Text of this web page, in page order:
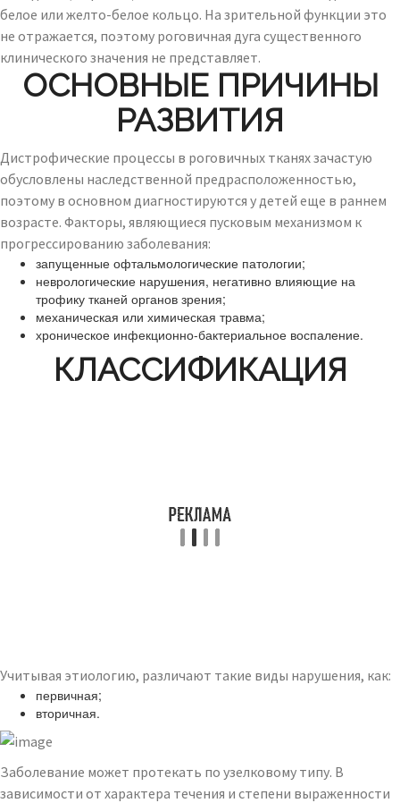
белое или желто-белое кольцо. На зрительной функции это
не отражается, поэтому роговичная дуга существенного
клинического значения не представляет.
ОСНОВНЫЕ ПРИЧИНЫ
РАЗВИТИЯ
Дистрофические процессы в роговичных тканях зачастую
обусловлены наследственной предрасположенностью,
поэтому в основном диагностируются у детей еще в раннем
возрасте. Факторы, являющиеся пусковым механизмом к
прогрессированию заболевания:
запущенные офтальмологические патологии;
неврологические нарушения, негативно влияющие на
трофику тканей органов зрения;
механическая или химическая травма;
хроническое инфекционно-бактериальное воспаление.
КЛАССИФИКАЦИЯ
Учитывая этиологию, различают такие виды нарушения, как:
первичная;
вторичная.
Заболевание может протекать по узелковому типу. В
зависимости от характера течения и степени выраженности